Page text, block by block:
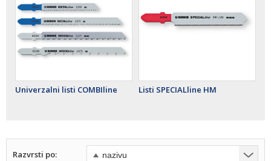
Univerzalni listi COMBIline Listi SPECIALline HM
Razvrsti po: